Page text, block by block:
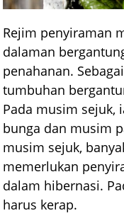
Rejim penyiraman
dalaman
penahanan.
tumbuhan
Pada musim sejuk,
bunga dan musim
musim sejuk,
memerlukan
dalam hibernasi.
harus kerap.